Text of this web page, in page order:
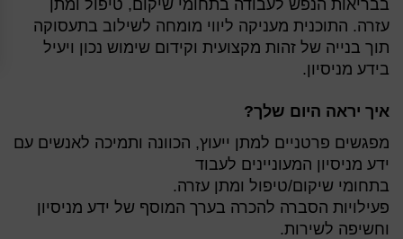
בבריאות הנפש לעבודה בתחומי שיקום, טיפול ומתן
עזרה. התוכנית מעניקה ליווי מומחה לשילוב בתעסוקה
תוך בנייה של זהות מקצועית וקידום שימוש נכון ויעיל
בידע מניסיון.
איך יראה היום שלך?
מפגשים פרטניים למתן ייעוץ, הכוונה ותמיכה לאנשים עם
ידע מניסיון המעוניינים לעבוד
בתחומי שיקום/טיפול ומתן עזרה.
פעילויות הסברה להכרה בערך המוסף של ידע מניסיון
וחשיפה לשירות.